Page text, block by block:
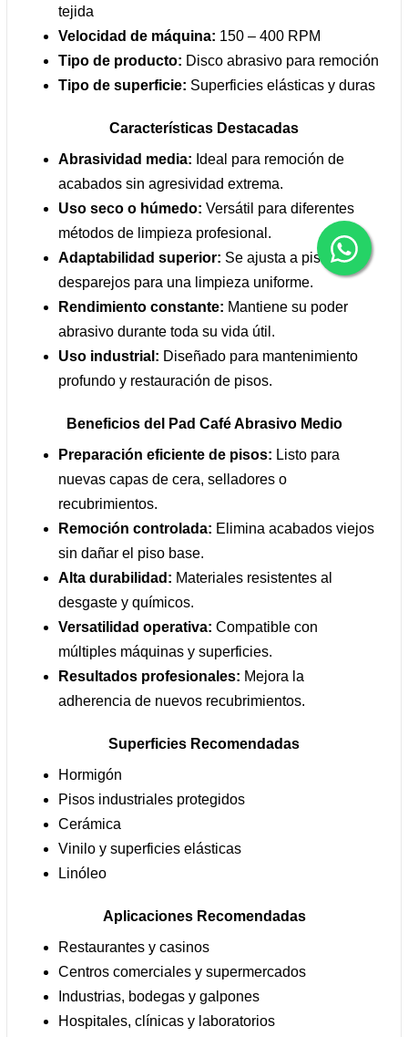
tejida
Velocidad de máquina: 150 – 400 RPM
Tipo de producto: Disco abrasivo para remoción
Tipo de superficie: Superficies elásticas y duras
Características Destacadas
Abrasividad media: Ideal para remoción de
acabados sin agresividad extrema.
Uso seco o húmedo: Versátil para diferentes
métodos de limpieza profesional.
Adaptabilidad superior: Se ajusta a pisos
desparejos para una limpieza uniforme.
Rendimiento constante: Mantiene su poder
abrasivo durante toda su vida útil.
Uso industrial: Diseñado para mantenimiento
profundo y restauración de pisos.
Beneficios del Pad Café Abrasivo Medio
Preparación eficiente de pisos: Listo para
nuevas capas de cera, selladores o
recubrimientos.
Remoción controlada: Elimina acabados viejos
sin dañar el piso base.
Alta durabilidad: Materiales resistentes al
desgaste y químicos.
Versatilidad operativa: Compatible con
múltiples máquinas y superficies.
Resultados profesionales: Mejora la
adherencia de nuevos recubrimientos.
Superficies Recomendadas
Hormigón
Pisos industriales protegidos
Cerámica
Vinilo y superficies elásticas
Linóleo
Aplicaciones Recomendadas
Restaurantes y casinos
Centros comerciales y supermercados
Industrias, bodegas y galpones
Hospitales, clínicas y laboratorios